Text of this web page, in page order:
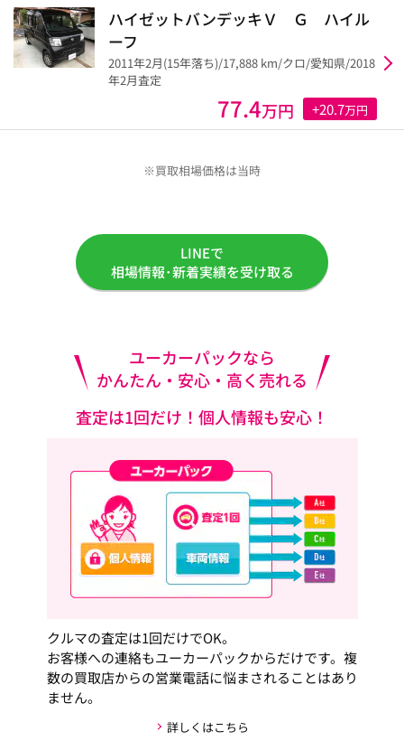
ハイゼットバンデッキＶ Ｇ ハイル
ーフ
2011年2月(15年落ち)/17,888 km/クロ/愛知県/2018
年2月査定
77.4万円 +20.7万円
※買取相場価格は当時
LINEで
相場情報･新着実績を受け取る
ユーカーパックなら
かんたん・安心・高く売れる
査定は1回だけ！個人情報も安心！
クルマの査定は1回だけでOK。
お客様への連絡もユーカーパックからだけです。複
数の買取店からの営業電話に悩まされることはあり
ません。
詳しくはこちら